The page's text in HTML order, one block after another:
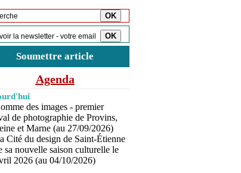
Soumettre article
Agenda
des images - premier
de photographie de Provins,
et Marne (au 27/09/2026)
Cité du design de Saint-Étienne
sa nouvelle saison culturelle le
2026 (au 04/10/2026)